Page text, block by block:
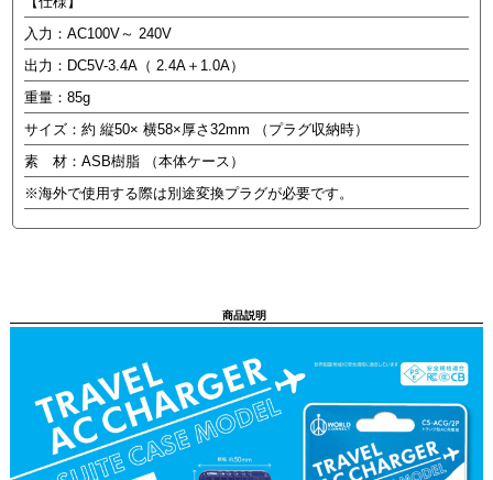
入力：AC100V～ 240V
出力：DC5V-3.4A（ 2.4A＋1.0A）
重量：85g
サイズ：約 縦50× 横58×厚さ32mm （プラグ収納時）
素 材：ASB樹脂 （本体ケース）
※海外で使用する際は別途変換プラグが必要です。
商品説明